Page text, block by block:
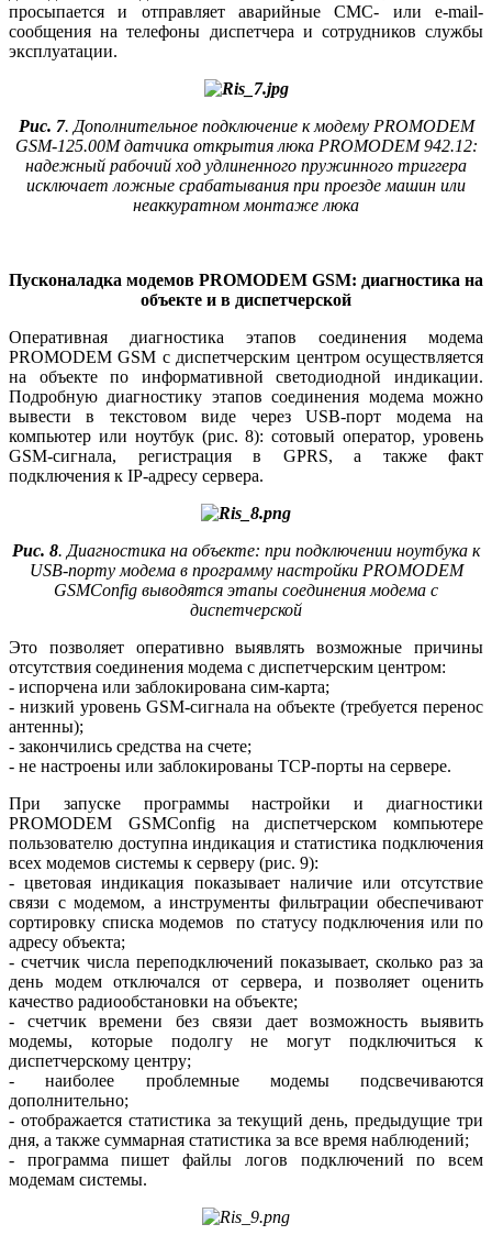
просыпается и отправляет аварийные СМС- или e‑mail-
сообщения на телефоны диспетчера и сотрудников службы
эксплуатации.
Рис. 7. Дополнительное подключение к модему PROMODEM
GSM‑125.00М датчика открытия люка PROMODEM 942.12:
надежный рабочий ход удлиненного пружинного триггера
исключает ложные срабатывания при проезде машин или
неаккуратном монтаже люка
Пусконаладка модемов PROMODEM GSM: диагностика на
объекте и в диспетчерской
Оперативная диагностика этапов соединения модема
PROMODEM GSM с диспетчерским центром осуществляется
на объекте по информативной светодиодной индикации.
Подробную диагностику этапов соединения модема можно
вывести в текстовом ви­де через USB-порт модема на
компьютер или ноутбук (рис. 8): сотовый оператор, уровень
GSM-сигнала, регистрация в GPRS, а также факт
подключения к IP-адресу сервера.
Рис. 8. Диагностика на объекте: при подключении ноутбука к
USB-порту модема в программу настройки PROMODEM
GSMConfig выводятся этапы соединения модема с
диспетчерской
Это позволяет оперативно выявлять возможные причины
отсутствия соединения модема с диспетчерским центром:
- испорчена или заблокирована сим-карта;
- низкий уровень GSM-сигнала на объекте (требуется перенос
антенны);
- закончились средства на счете;
- не настроены или заблокированы TCP-порты на сервере.
При запуске программы настройки и диагностики
PROMODEM GSM­Config на диспетчерском компьютере
пользователю доступна индикация и статистика подключения
всех модемов системы к серверу (рис. 9):
- цветовая индикация показывает наличие или отсутствие
связи с модемом, а инструменты фильтрации обеспечивают
сортировку списка модемов по статусу подключения или по
адресу объекта;
- счетчик числа переподключений показывает, сколько раз за
день модем отключался от сервера, и позволяет оценить
качество радиообстановки на объекте;
- счетчик времени без связи дает возможность выявить
модемы, которые подолгу не могут подключиться к
диспетчерскому центру;
- наиболее проблемные модемы подсвечиваются
дополнительно;
- отображается статистика за текущий день, предыдущие три
дня, а также суммарная статистика за все время наблюдений;
- программа пишет файлы логов подключений по всем
модемам системы.